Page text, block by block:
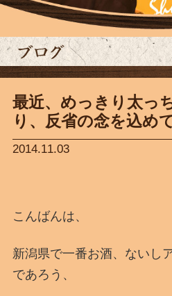
最近、めっきり太っ
り、反省の念を込め
2014.11.03
こんばんは、
新潟県で一番お酒、ないし
であろう、